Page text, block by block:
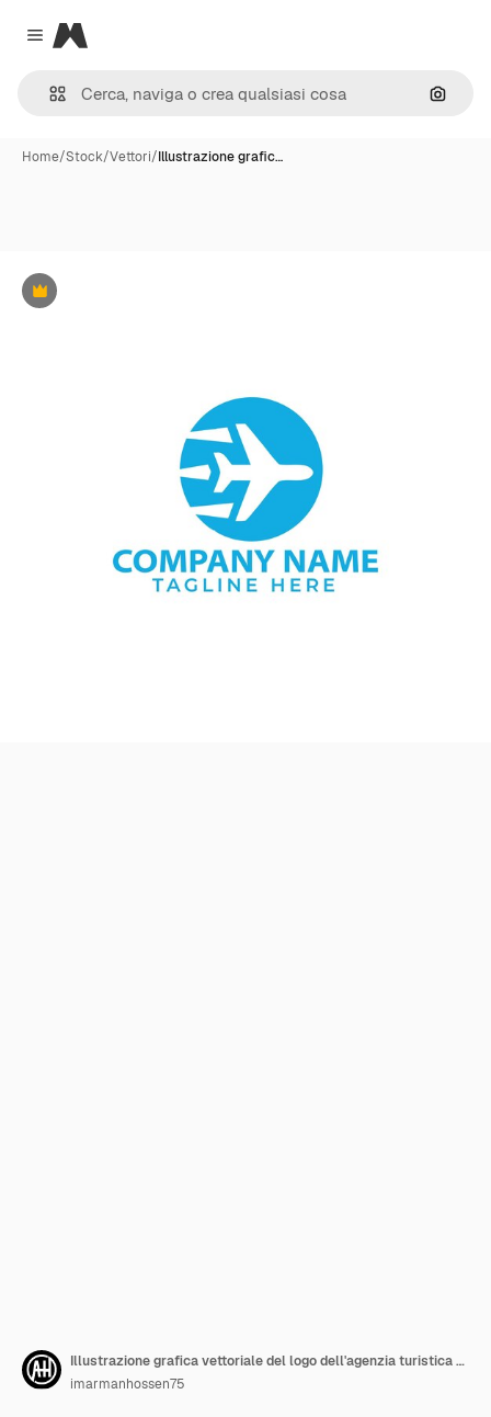
Close menu
Magnific
Cerca
Home/Stock/Vettori/Illustrazione grafic…
Premium
Illustrazione grafica vettoriale del logo dell'agenzia turistica e di viaggio
imarmanhossen75